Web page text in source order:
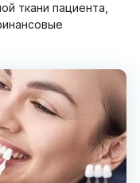
ткани пациента,